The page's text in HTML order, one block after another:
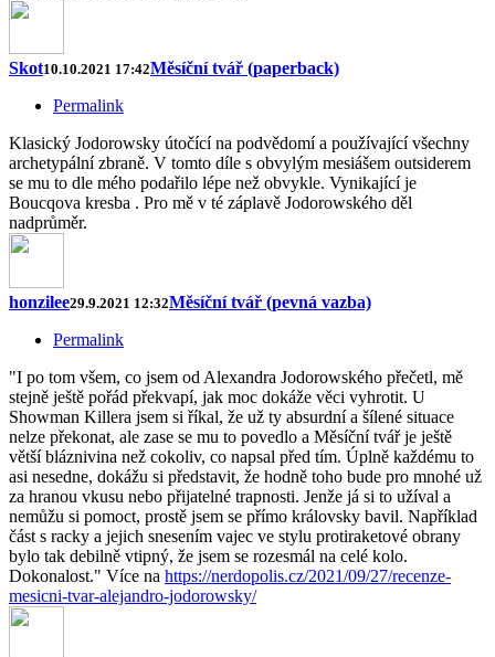
Skot10.10.2021 17:42Měsíční tvář (paperback)
Permalink
Klasický Jodorowsky útočící na podvědomí a používající všechny
archetypální zbraně. V tomto díle s obvylým mesiášem outsiderem
se mu to dle mého podařilo lépe než obvykle. Vynikající je
Boucqova kresba . Pro mě v té záplavě Jodorowského děl
nadprůměr.
honzilee29.9.2021 12:32Měsíční tvář (pevná vazba)
Permalink
"I po tom všem, co jsem od Alexandra Jodorowského přečetl, mě
stejně ještě pořád překvapí, jak moc dokáže věci vyhrotit. U
Showman Killera jsem si říkal, že už ty absurdní a šílené situace
nelze překonat, ale zase se mu to povedlo a Měsíční tvář je ještě
větší bláznivina než cokoliv, co napsal před tím. Úplně každému to
asi nesedne, dokážu si představit, že hodně toho bude pro mnohé už
za hranou vkusu nebo přijatelné trapnosti. Jenže já si to užíval a
nemůžu si pomoct, prostě jsem se přímo královsky bavil. Například
část s racky a jejich snesením vajec ve stylu protiraketové obrany
bylo tak debilně vtipný, že jsem se rozesmál na celé kolo.
Dokonalost." Více na https://nerdopolis.cz/2021/09/27/recenze-
mesicni-tvar-alejandro-jodorowsky/